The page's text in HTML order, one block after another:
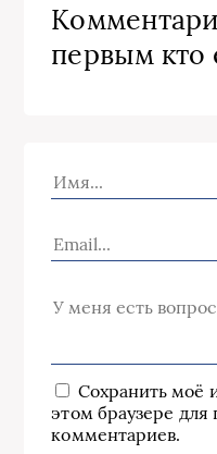
первым кто
Сохранить моё
этом браузере
комментариев.